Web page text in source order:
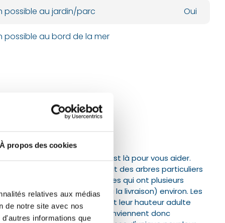
À propos des cookies
relatives aux médias
de notre site avec nos
informations que
possible au jardin/parc Oui
possible au bord de la mer
taille unique ? Chlori est là pour vous aider.
ligne, vous trouverez surtout des arbres particuliers
Nous livrons des arbres qui ont plusieurs
5 mètres (hauteur totale à la livraison) environ. Les
sont livrés avec une motte et leur hauteur adulte
de plus de 15 mètres.
Ils conviennent donc